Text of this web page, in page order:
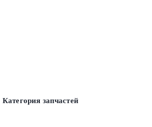
Категория запчастей